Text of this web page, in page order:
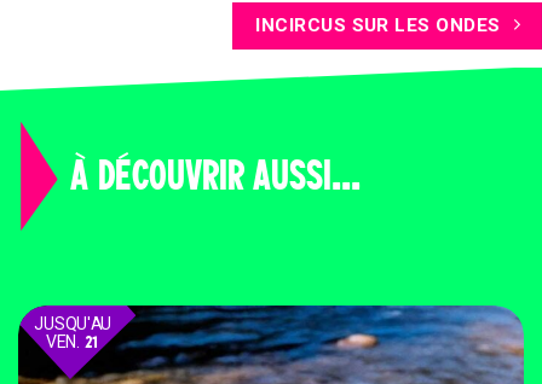
INCIRCUS SUR LES ONDES
À DÉCOUVRIR AUSSI...
JUSQU'AU
VEN. 21